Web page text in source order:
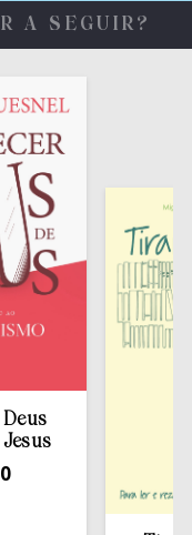
A SEGUIR?